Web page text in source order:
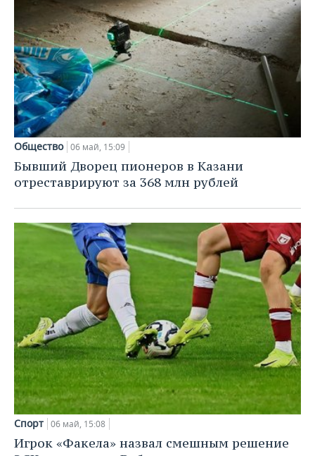
Общество 06 май, 15:09
Бывший Дворец пионеров в Казани
отреставрируют за 368 млн рублей
Спорт 06 май, 15:08
Игрок «Факела» назвал смешным решение